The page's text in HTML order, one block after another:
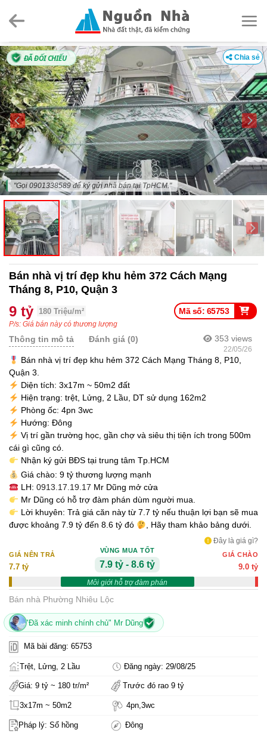
ĐÃ ĐỐI CHIẾU
"Gọi 0901338589 để ký gửi nhà bán tại TpHCM."
Bán nhà vị trí đẹp khu hẻm 372 Cách Mạng
Tháng 8, P10, Quận 3
Mã số: 65753
9 tỷ 180 Triệu/m²
P/s: Giá bán này có thương lượng
353 views
22/05/26
Thông tin mô tả Đánh giá (0)
Bán nhà vị trí đẹp khu hẻm 372 Cách Mạng Tháng 8, P10,
Quận 3.
Diện tích: 3x17m ~ 50m2 đất
Hiện trạng: trệt, Lửng, 2 Lầu, DT sử dụng 162m2
Phòng ốc: 4pn 3wc
Hướng: Đông
Vị trí gần trường học, gần chợ và siêu thị tiện ích trong 500m
cái gì cũng có.
Nhận ký gửi BĐS tại trung tâm Tp.HCM
Giá chào: 9 tỷ thương lượng mạnh
LH: 0913.17.19.17 Mr Dũng mở cửa
Mr Dũng có hỗ trợ đàm phán dùm người mua.
Lời khuyên: Trả giá căn này từ 7.7 tỷ nếu thuận lợi bạn sẽ mua
được khoảng 7.9 tỷ đến 8.6 tỷ đó
, Hãy tham khảo bảng dưới.
Đây là giá gì?
GIÁ NÊN TRẢ
7.7 tỷ
VÙNG MUA TỐT
7.9 tỷ - 8.6 tỷ
Môi giới hỗ trợ đàm phán
GIÁ CHÀO
9.0 tỷ
Chia sẻ
Bán nhà Phường Nhiêu Lộc
"Đã xác minh chính chủ" Mr Dũng
Mã bài đăng: 65753
Trệt, Lửng, 2 Lầu Đăng ngày: 29/08/25
Giá: 9 tỷ ~ 180 tr/m² Trước đó rao 9 tỷ
3x17m ~ 50m2 4pn,3wc
Pháp lý: Sổ hồng Đông